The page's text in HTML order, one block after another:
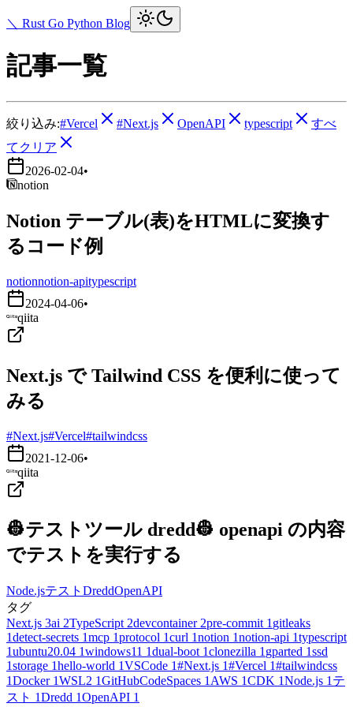
＼ Rust Go Python Blog
記事一覧
絞り込み:#Vercel #Next.js OpenAPI typescript
すべ
てクリア
2026-02-04•
notion
Notion テーブル(表)をHTMLに変換す
るコード例
notionnotion-apitypescript
2024-04-06•
qiita
Next.js で Tailwind CSS を便利に使って
みる
#Next.js#Vercel#tailwindcss
2021-12-06•
qiita
👷テストツール dredd👷 openapi の内容
でテストを実行する
Node.jsテスト DreddOpenAPI
タグ
Next.js 3ai 2TypeScript 2devcontainer 2pre-commit 1 gitleaks
1detect-secrets 1mcp 1protocol 1curl 1notion 1notion-api 1typescript
1ubuntu20.04 1windows11 1dual-boot 1clonezilla 1 gparted 1ssd
1storage 1hello-world 1VSCode 1#Next.js 1#Vercel 1#tailwindcss
1Docker 1WSL2 1GitHubCodeSpaces 1 AWS 1CDK 1Node.js 1 テ
スト 1Dredd 1OpenAPI 1